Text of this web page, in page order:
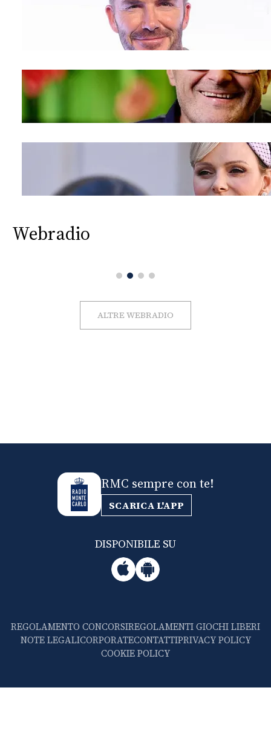
Webradio
ALTRE WEBRADIO
RMC sempre con te!
SCARICA L'APP
DISPONIBILE SU
REGOLAMENTO CONCORSIREGOLAMENTI GIOCHI LIBERI
NOTE LEGALICORPORATECONTATTIPRIVACY POLICY
COOKIE POLICY